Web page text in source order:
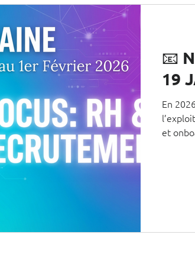
📧
19
En
et